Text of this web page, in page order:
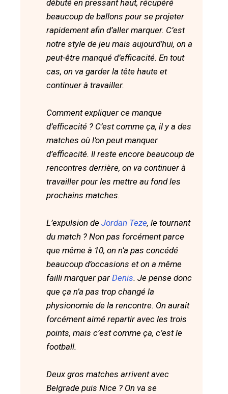
débuté en pressant haut, récupéré
beaucoup de ballons pour se projeter
rapidement afin d’aller marquer. C’est
notre style de jeu mais aujourd’hui, on a
peut-être manqué d’efficacité. En tout
cas, on va garder la tête haute et
continuer à travailler.
Comment expliquer ce manque
d’efficacité ? C’est comme ça, il y a des
matches où l’on peut manquer
d’efficacité. Il reste encore beaucoup de
rencontres derrière, on va continuer à
travailler pour les mettre au fond les
prochains matches.
L’expulsion de Jordan Teze, le tournant
du match ? Non pas forcément parce
que même à 10, on n’a pas concédé
beaucoup d’occasions et on a même
failli marquer par Denis. Je pense donc
que ça n’a pas trop changé la
physionomie de la rencontre. On aurait
forcément aimé repartir avec les trois
points, mais c’est comme ça, c’est le
football.
Deux gros matches arrivent avec
Belgrade puis Nice ? On va se